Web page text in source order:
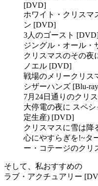
[DVD]
ホワイト・クリスマ
ン [DVD]
3人のゴースト
ジングル・オール・
クリスマスのその夜
ノエル [DVD]
戦場のメリークリス
シザーハンズ [Blu-
7月24日通りのクリ
大停電の夜に スペ
定生産) [DVD]
クリスマスに雪は降
心にやすらぎを!~タ
ー・コテージのクリ
そして、私おすすめの
ラブ・アクチュアリー